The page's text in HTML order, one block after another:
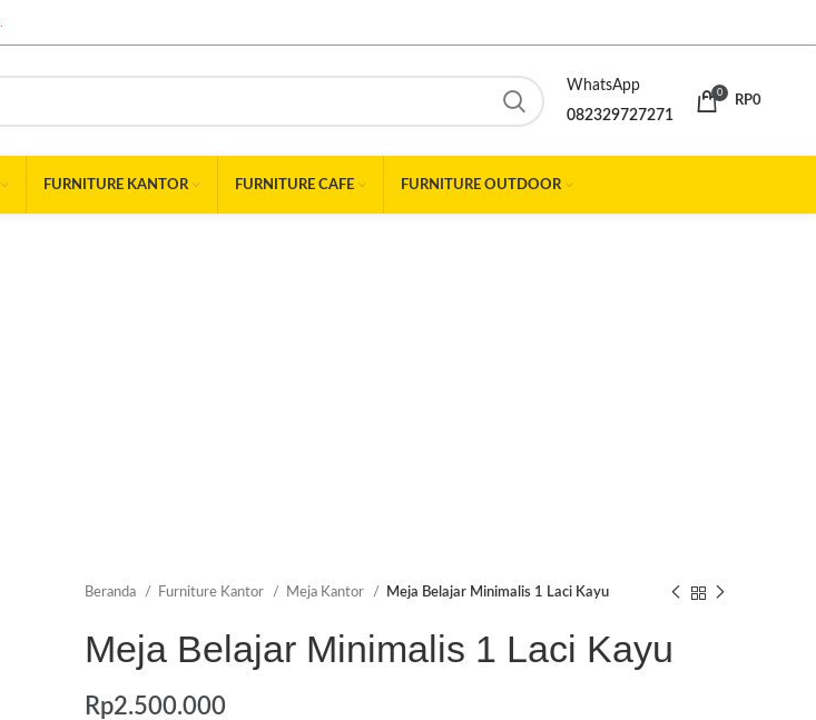
WhatsApp
082329727271
0
RP0
FURNITURE KANTOR FURNITURE CAFE FURNITURE OUTDOOR
Beranda Furniture Kantor Meja Kantor Meja Belajar Minimalis 1 Laci Kayu
Meja Belajar Minimalis 1 Laci Kayu
Rp2.500.000